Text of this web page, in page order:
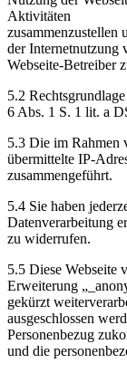
Aktivitäten
zusammenzustellen
der Internetnutzung
Webseite-Betreiber
5.2
6 Abs. 1 S. 1 lit. a
5.3 Die im Rahmen
übermittelte IP-
zusammengeführt.
5.4 Sie haben
Datenverarbeitung
zu widerrufen.
5.5 Diese Webseite
Erweiterung
gekürzt
ausgeschlossen
Personenbezug
und die